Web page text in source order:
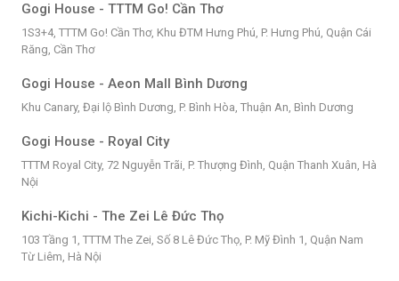
Gogi House - TTTM Go! Cần Thơ
1S3+4, TTTM Go! Cần Thơ, Khu ĐTM Hưng Phú, P. Hưng Phú, Quận Cái
Răng, Cần Thơ
Gogi House - Aeon Mall Bình Dương
Khu Canary, Đại lộ Bình Dương, P. Bình Hòa, Thuận An, Bình Dương
Gogi House - Royal City
TTTM Royal City, 72 Nguyễn Trãi, P. Thượng Đình, Quận Thanh Xuân, Hà
Nội
Kichi-Kichi - The Zei Lê Đức Thọ
103 Tầng 1, TTTM The Zei, Số 8 Lê Đức Thọ, P. Mỹ Đình 1, Quận Nam
Từ Liêm, Hà Nội